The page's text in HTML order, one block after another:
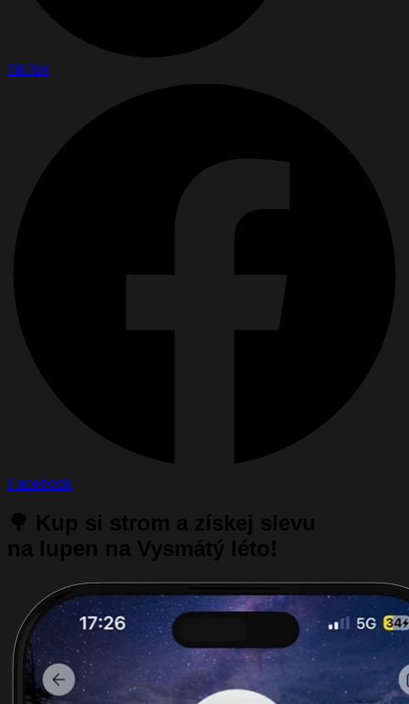
TikTok
Facebook
🌳 Kup si strom a získej slevu
na lupen na Vysmátý léto!